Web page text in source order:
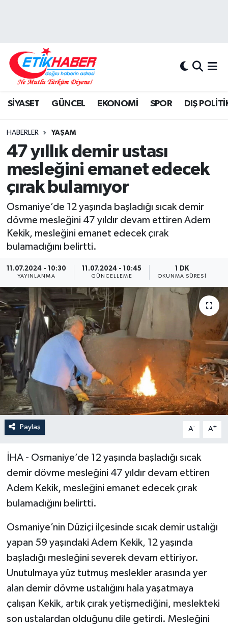
SİYASET GÜNCEL EKONOMİ SPOR DIŞ
HABERLER YAŞAM
47 yıllık demir ustası
mesleğini emanet edecek
çırak bulamıyor
Osmaniye’de 12 yaşında başladığı sıcak demir
dövme mesleğini 47 yıldır devam ettiren Adem
Kekik, mesleğini emanet edecek çırak
bulamadığını belirtti.
11.07.2024 - 10:30
YAYINLANMA
11.07.2024 - 10:45
GÜNCELLEME
1 DK
OKUNMA SÜRESI
Paylaş A- A+
İHA - Osmaniye’de 12 yaşında başladığı sıcak
demir dövme mesleğini 47 yıldır devam ettiren
Adem Kekik, mesleğini emanet edecek çırak
bulamadığını belirtti.
Osmaniye’nin Düziçi ilçesinde sıcak demir ustalığı
yapan 59 yaşındaki Adem Kekik, 12 yaşında
başladığı mesleğini severek devam ettiriyor.
Unutulmaya yüz tutmuş meslekler arasında yer
alan demir dövme ustalığını hala yaşatmaya
çalışan Kekik, artık çırak yetişmediğini, meslekteki
son ustalardan olduğunu dile getirdi. Mesleğini
DIŞ POLİTİKA
KÖŞE YAZILARI
KÜLTÜR-SANAT-MAGAZİN
MEDYA
ÖZEL HABER
RÖPORTAJLAR
SAĞLIK
SİYASET
GÜNCEL
SPOR
YAŞAM
Yerel
Hava Durumu
Süper Lig Puan Durumu ve Fikstür
Tüm Manşetler
Son Dakika Haberleri
Haber Arşivi